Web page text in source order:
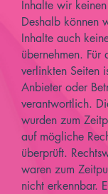
Inhalte wir
Deshalb können
Inhalte auch
übernehmen. Für
verlinkten Seiten
Anbieter oder
verantwortlich.
wurden zum
auf mögliche
überprüft.
waren zum
nicht erkennbar.